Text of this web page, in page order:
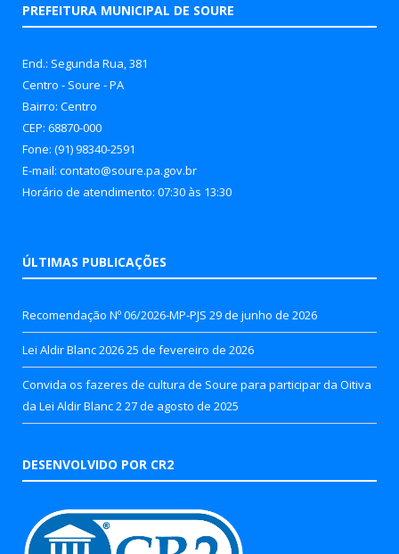
PREFEITURA MUNICIPAL DE SOURE
End.: Segunda Rua, 381
Centro - Soure - PA
Bairro: Centro
CEP: 68870-000
Fone: (91) 98340-2591
E-mail: contato@soure.pa.gov.br
Horário de atendimento: 07:30 às 13:30
ÚLTIMAS PUBLICAÇÕES
Recomendação Nº 06/2026-MP-PJS 29 de junho de 2026
Lei Aldir Blanc 202625 de fevereiro de 2026
Convida os fazeres de cultura de Soure para participar da Oitiva
da Lei Aldir Blanc 2 27 de agosto de 2025
DESENVOLVIDO POR CR2